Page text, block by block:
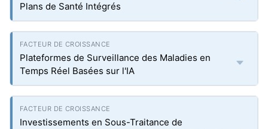
Plans de Santé Intégrés
Plateformes de Surveillance des Maladies en
Temps Réel Basées sur l'IA
Investissements en Sous-Traitance de